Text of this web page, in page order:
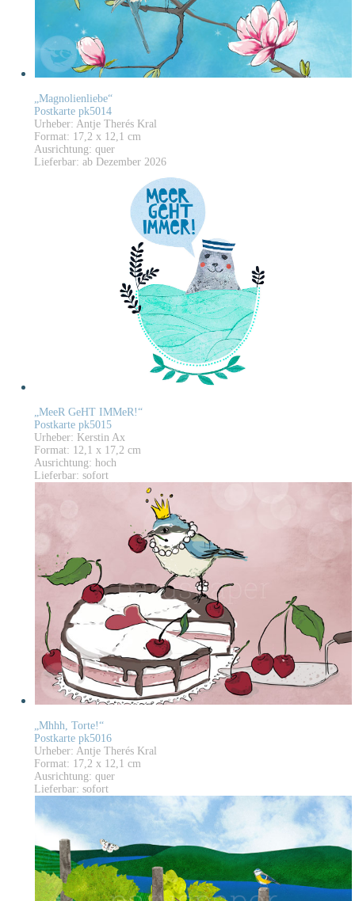
„Magnolienliebe“
Postkarte pk5014
Urheber: Antje Therés Kral
Format: 17,2 x 12,1 cm
Ausrichtung: quer
Lieferbar: ab Dezember 2026
„MeeR GeHT IMMeR!“
Postkarte pk5015
Urheber: Kerstin Ax
Format: 12,1 x 17,2 cm
Ausrichtung: hoch
Lieferbar: sofort
„Mhhh, Torte!“
Postkarte pk5016
Urheber: Antje Therés Kral
Format: 17,2 x 12,1 cm
Ausrichtung: quer
Lieferbar: sofort